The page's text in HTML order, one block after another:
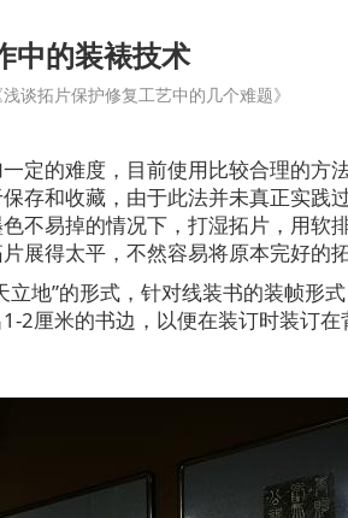
中的装裱技术
拓片保护修复工艺中的几个难题》
定的难度，目前使用比较合理的方
存和收藏，由于此法并未真正实践
不易掉的情况下，打湿拓片，用软
展得太平，不然容易将原本完好的拓
地”的形式，针对线装书的装帧形
2厘米的书边，以便在装订时装订